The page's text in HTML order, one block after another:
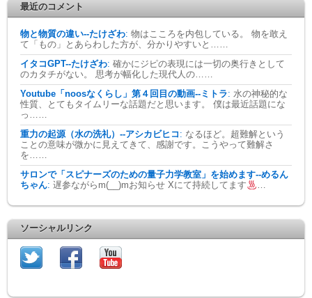
最近のコメント
物と物質の違い--たけざわ: 物はこころを内包している。 物を敢え
て「もの」とあらわした方が、分かりやすいと……
イタコGPT--たけざわ: 確かにジピの表現には一切の奥行きとして
のカタチがない。 思考が幅化した現代人の……
Youtube「noosなくらし」第４回目の動画--ミトラ: 水の神秘的な
性質、とてもタイムリーな話題だと思います。 僕は最近話題にな
っ……
重力の起源（水の洗礼）--アシカビヒコ : なるほど。超難解という
ことの意味が微かに見えてきて、感謝です。こうやって難解さ
を……
サロンで「スピナーズのための量子力学教室」を始めます--めるん
ちゃん: 遅参ながらm(__)mお知らせ Xにて持続してます …
ソーシャルリンク